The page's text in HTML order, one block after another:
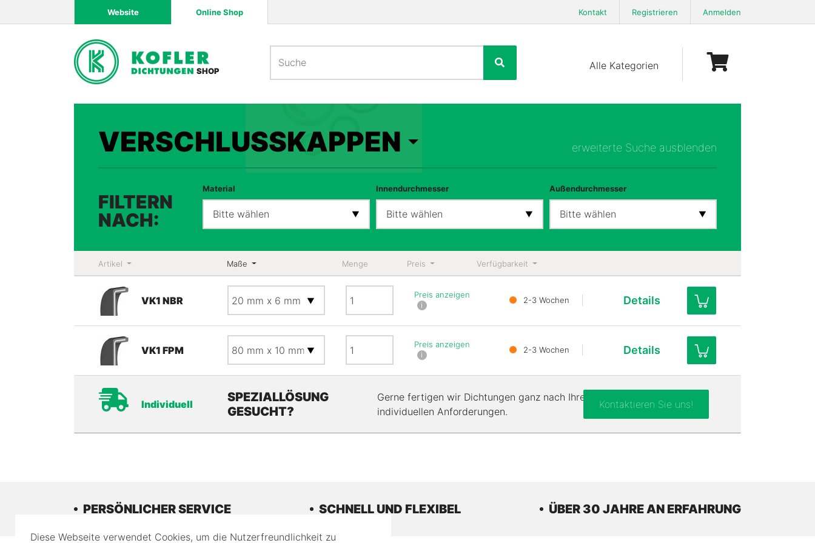
Diese Webseite verwendet Cookies, um die Nutzerfreundlichkeit zu
Website Online Shop Kontakt Registrieren Anmelden
SHOP Alle Kategorien
VERSCHLUSSKAPPEN erweiterte Suche ausblenden
FILTERN
NACH:
Material
Bitte wählen
Innendurchmesser
Bitte wählen
Außendurchmesser
Bitte wählen
Artikel Maße Menge Preis Verfügbarkeit
VK1 NBR
Preis anzeigen
i
2-3 Wochen Details
VK1 FPM
Preis anzeigen
i
2-3 Wochen Details
Individuell
SPEZIALLÖSUNG
GESUCHT?
Gerne fertigen wir Dichtungen ganz nach Ihren
individuellen Anforderungen.
Kontaktieren Sie uns!
PERSÖNLICHER SERVICE SCHNELL UND FLEXIBEL ÜBER 30 JAHRE AN ERFAHRUNG